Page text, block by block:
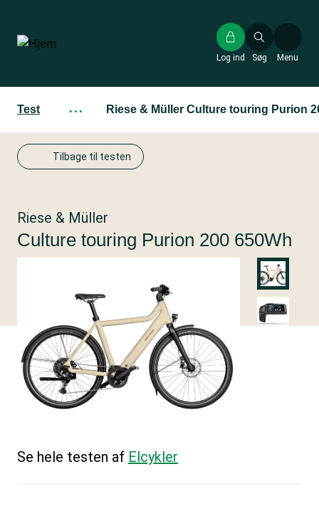
hovedindhold
Søg
Log ind Menu
Test ··· Riese & Müller Culture touring Purion
Tilbage til testen
Riese & Müller
Culture touring Purion 200 650Wh
Se hele testen af Elcykler